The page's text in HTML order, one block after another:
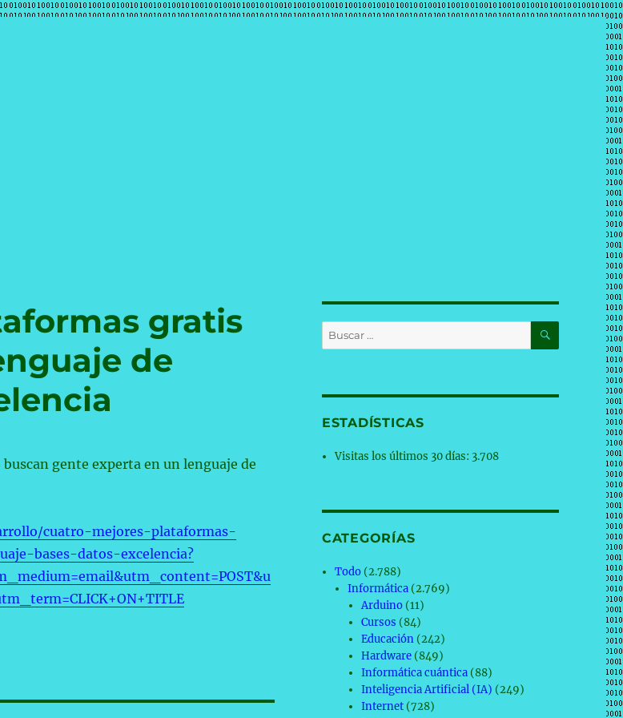
gratis
de
gente experta en un lenguaje de
cuatro-mejores-plataformas-
bases-datos-excelencia?
Buscar
por:
BUSCAR
ESTADÍSTICAS
Visitas los últimos 30 días: 3.708
CATEGORÍAS
Todo (2.788)
Informática (2.769)
Arduino(11)
Cursos (84)
Educación(242)
Hardware(849)
Informática cuántica(88)
Inteligencia Artificial (IA) (249)
Internet(728)